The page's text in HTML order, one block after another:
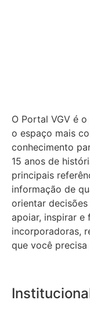
O Portal VGV é
o espaço mais
conhecimento
15 anos de
principais
informação de
orientar
apoiar, inspirar e
incorporadoras,
que você precisa